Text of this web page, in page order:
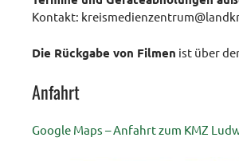
Kontakt:
Die Rückgabe von Filmen ist über
Anfahrt
Google Maps – Anfahrt zum KMZ